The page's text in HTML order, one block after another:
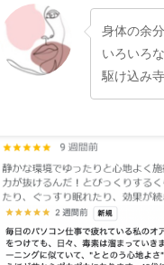
身体の余
いろいろ
駆け込み寺